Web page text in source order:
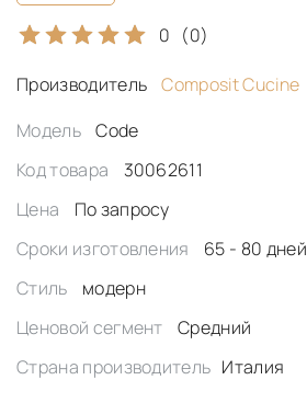
0 (0)
Производитель
Composit Cucine
Модель
Code
Код товара
30062611
Цена
По запросу
Сроки изготовления
65 - 80 дней
Стиль
модерн
Ценовой сегмент
Средний
Страна производитель Италия